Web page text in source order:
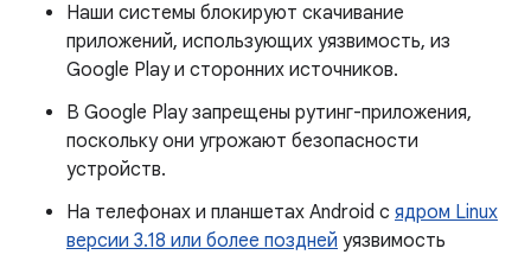
Наши системы блокируют скачивание
приложений, использующих уязвимость, из
Google Play и сторонних источников.
В Google Play запрещены рутинг-приложения,
поскольку они угрожают безопасности
устройств.
На телефонах и планшетах Android с ядром Linux
версии 3.18 или более поздней уязвимость